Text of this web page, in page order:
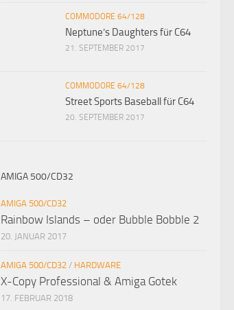
COMMODORE 64/128
Neptune’s Daughters für C64
21. SEPTEMBER 2017
COMMODORE 64/128
Street Sports Baseball für C64
20. SEPTEMBER 2017
AMIGA 500/CD32
AMIGA 500/CD32
Rainbow Islands – oder Bubble Bobble 2
20. JANUAR 2017
AMIGA 500/CD32 / HARDWARE
X-Copy Professional & Amiga Gotek
17. FEBRUAR 2018